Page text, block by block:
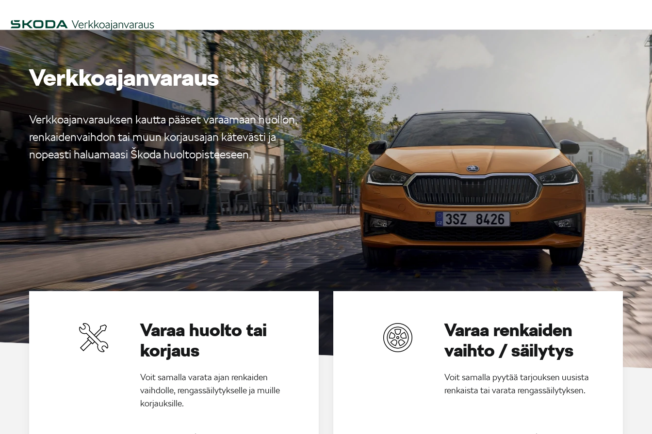
Verkko­ajanvaraus
Verkkoajanvarauksen kautta pääset varaamaan huollon,
renkaidenvaihdon tai muun korjausajan kätevästi ja
nopeasti haluamaasi Škoda huoltopisteeseen.
Varaa huolto tai
korjaus
Voit samalla varata ajan renkaiden
vaihdolle, rengassäilytykselle ja muille
korjauksille.
Varaa renkaiden
vaihto / säilytys
Voit samalla pyytää tarjouksen uusista
renkaista tai varata rengassäilytyksen.